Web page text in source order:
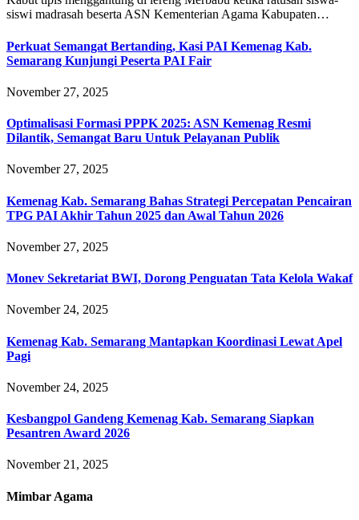
siswi madrasah beserta ASN Kementerian Agama Kabupaten…
Perkuat Semangat Bertanding, Kasi PAI Kemenag Kab.
Semarang Kunjungi Peserta PAI Fair
November 27, 2025
Optimalisasi Formasi PPPK 2025: ASN Kemenag Resmi
Dilantik, Semangat Baru Untuk Pelayanan Publik
November 27, 2025
Kemenag Kab. Semarang Bahas Strategi Percepatan Pencairan
TPG PAI Akhir Tahun 2025 dan Awal Tahun 2026
November 27, 2025
Monev Sekretariat BWI, Dorong Penguatan Tata Kelola Wakaf
November 24, 2025
Kemenag Kab. Semarang Mantapkan Koordinasi Lewat Apel
Pagi
November 24, 2025
Kesbangpol Gandeng Kemenag Kab. Semarang Siapkan
Pesantren Award 2026
November 21, 2025
Mimbar Agama